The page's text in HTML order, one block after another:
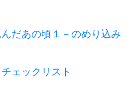
だあの頃１－のめり込み
ェックリスト